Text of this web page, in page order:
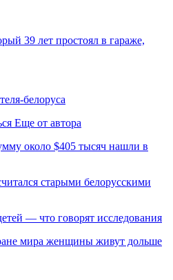
39 лет простоял в гараже,
белоруса
Еще от автора
около $405 тысяч нашли в
старыми белорусскими
— что говорят исследования
мира женщины живут дольше